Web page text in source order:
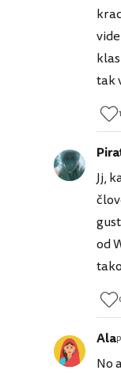
tak
Jj,
od
Ala
No